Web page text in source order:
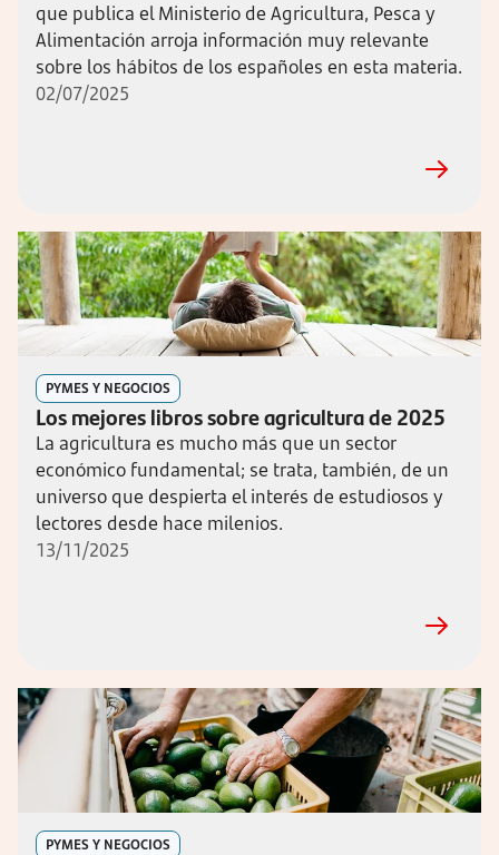
que publica el Ministerio de Agricultura, Pesca y
Alimentación arroja información muy relevante
sobre los hábitos de los españoles en esta materia.
02/07/2025
PYMES Y NEGOCIOS
Los mejores libros sobre agricultura de 2025
La agricultura es mucho más que un sector
económico fundamental; se trata, también, de un
universo que despierta el interés de estudiosos y
lectores desde hace milenios.
13/11/2025
PYMES Y NEGOCIOS